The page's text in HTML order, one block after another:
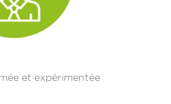
et expérimentée